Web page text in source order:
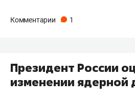
Комментарии 1
Президент России
изменении ядерной